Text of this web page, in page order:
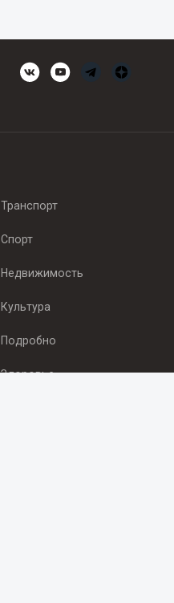
Транспорт
Спорт
Недвижимость
Культура
Подробно
Здоровье